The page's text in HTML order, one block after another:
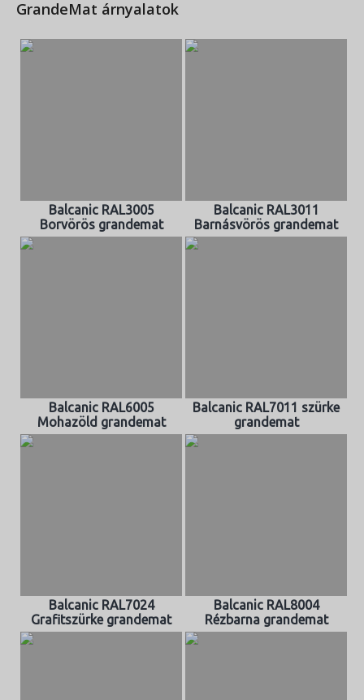
GrandeMat árnyalatok
Balcanic RAL3005
Borvörös grandemat
Balcanic RAL3011
Barnásvörös grandemat
Balcanic RAL6005
Mohazöld grandemat
Balcanic RAL7011 szürke
grandemat
Balcanic RAL7024
Grafitszürke grandemat
Balcanic RAL8004
Rézbarna grandemat